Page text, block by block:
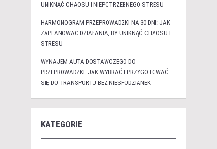
UNIKNĄĆ CHAOSU I NIEPOTRZEBNEGO STRESU
HARMONOGRAM PRZEPROWADZKI NA 30 DNI: JAK
ZAPLANOWAĆ DZIAŁANIA, BY UNIKNĄĆ CHAOSU I
STRESU
WYNAJEM AUTA DOSTAWCZEGO DO
PRZEPROWADZKI: JAK WYBRAĆ I PRZYGOTOWAĆ
SIĘ DO TRANSPORTU BEZ NIESPODZIANEK
KATEGORIE